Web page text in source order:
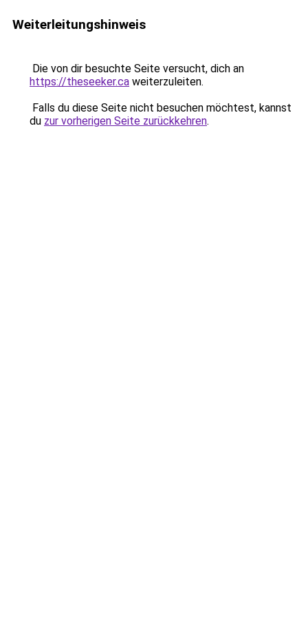
Weiterleitungshinweis
Die von dir besuchte Seite versucht, dich an
https://theseeker.ca weiterzuleiten.
Falls du diese Seite nicht besuchen möchtest, kannst
du zur vorherigen Seite zurückkehren.